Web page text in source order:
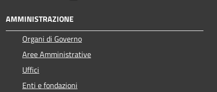
AMMINISTRAZIONE
Organi di Governo
Aree Amministrative
Uffici
Enti e fondazioni